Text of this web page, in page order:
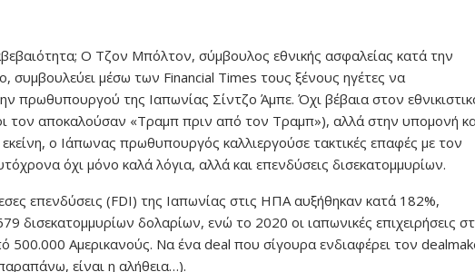
Ο Τζον Μπόλτον, σύμβουλος εθνικής ασφαλείας κατά την
συμβουλεύει μέσω των Financial Times τους ξένους ηγέτες να
πρωθυπουργού της Ιαπωνίας Σίντζο Άμπε. Όχι βέβαια στον
τον αποκαλούσαν «Τραμπ πριν από τον Τραμπ»), αλλά στην υπομονή
ο Ιάπωνας πρωθυπουργός καλλιεργούσε τακτικές επαφές με τον
όχι μόνο καλά λόγια, αλλά και επενδύσεις δισεκατομμυρίων.
επενδύσεις (FDI) της Ιαπωνίας στις ΗΠΑ αυξήθηκαν κατά 182%,
δισεκατομμυρίων δολαρίων, ενώ το 2020 οι ιαπωνικές επιχειρήσεις
Αμερικανούς. Να ένα deal που σίγουρα ενδιαφέρει τον
είναι η αλήθεια…).